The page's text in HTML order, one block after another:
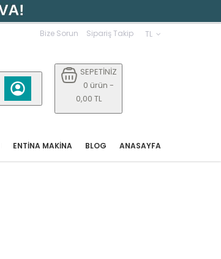
Bize Sorun Sipariş Takip TL
SEPETİNİZ
0 ürün -
0,00 TL
ANASAYFA
BLOG
ENTİNA MAKİNA